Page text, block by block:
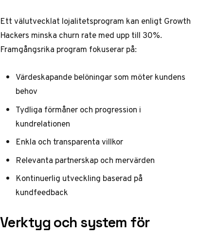
Ett välutvecklat lojalitetsprogram kan enligt Growth
Hackers minska churn rate med upp till 30%.
Framgångsrika program fokuserar på:
Värdeskapande belöningar som möter kundens
behov
Tydliga förmåner och progression i
kundrelationen
Enkla och transparenta villkor
Relevanta partnerskap och mervärden
Kontinuerlig utveckling baserad på
kundfeedback
Verktyg och system för